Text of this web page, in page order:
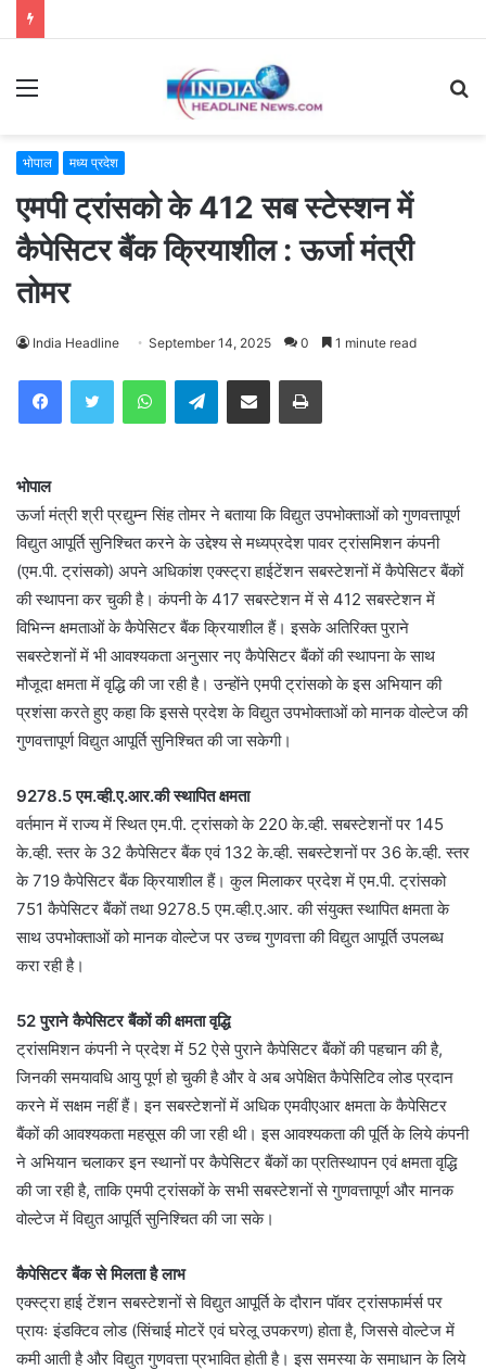
Menu
भोपाल मध्य प्रदेश
एमपी ट्रांसको के 412 सब स्टेस्शन में
कैपेसिटर बैंक क्रियाशील : ऊर्जा मंत्री
तोमर
India Headline September 14, 2025 0 1 minute read
WhatsAppTelegramShare via Email Print
भोपाल
ऊर्जा मंत्री श्री प्रद्युम्न सिंह तोमर ने बताया कि विद्युत उपभोक्ताओं को गुणवत्तापूर्ण
विद्युत आपूर्ति सुनिश्चित करने के उद्देश्य से मध्यप्रदेश पावर ट्रांसमिशन कंपनी
(एम.पी. ट्रांसको) अपने अधिकांश एक्स्ट्रा हाईटेंशन सबस्टेशनों में कैपेसिटर बैंकों
की स्थापना कर चुकी है। कंपनी के 417 सबस्टेशन में से 412 सबस्टेशन में
विभिन्न क्षमताओं के कैपेसिटर बैंक क्रियाशील हैं। इसके अतिरिक्त पुराने
सबस्टेशनों में भी आवश्यकता अनुसार नए कैपेसिटर बैंकों की स्थापना के साथ
मौजूदा क्षमता में वृद्धि की जा रही है। उन्होंने एमपी ट्रांसको के इस अभियान की
प्रशंसा करते हुए कहा कि इससे प्रदेश के विद्युत उपभोक्ताओं को मानक वोल्टेज की
गुणवत्तापूर्ण विद्युत आपूर्ति सुनिश्चित की जा सकेगी।
9278.5 एम.व्ही.ए.आर.की स्थापित क्षमता
वर्तमान में राज्य में स्थित एम.पी. ट्रांसको के 220 के.व्ही. सबस्टेशनों पर 145
के.व्ही. स्तर के 32 कैपेसिटर बैंक एवं 132 के.व्ही. सबस्टेशनों पर 36 के.व्ही. स्तर
के 719 कैपेसिटर बैंक क्रियाशील हैं। कुल मिलाकर प्रदेश में एम.पी. ट्रांसको
751 कैपेसिटर बैंकों तथा 9278.5 एम.व्ही.ए.आर. की संयुक्त स्थापित क्षमता के
साथ उपभोक्ताओं को मानक वोल्टेज पर उच्च गुणवत्ता की विद्युत आपूर्ति उपलब्ध
करा रही है।
52 पुराने कैपेसिटर बैंकों की क्षमता वृद्धि
ट्रांसमिशन कंपनी ने प्रदेश में 52 ऐसे पुराने कैपेसिटर बैंकों की पहचान की है,
जिनकी समयावधि आयु पूर्ण हो चुकी है और वे अब अपेक्षित कैपेसिटिव लोड प्रदान
करने में सक्षम नहीं हैं। इन सबस्टेशनों में अधिक एमवीएआर क्षमता के कैपेसिटर
बैंकों की आवश्यकता महसूस की जा रही थी। इस आवश्यकता की पूर्ति के लिये कंपनी
ने अभियान चलाकर इन स्थानों पर कैपेसिटर बैंकों का प्रतिस्थापन एवं क्षमता वृद्धि
की जा रही है, ताकि एमपी ट्रांसकों के सभी सबस्टेशनों से गुणवत्तापूर्ण और मानक
वोल्टेज में विद्युत आपूर्ति सुनिश्चित की जा सके।
कैपेसिटर बैंक से मिलता है लाभ
एक्स्ट्रा हाई टेंशन सबस्टेशनों से विद्युत आपूर्ति के दौरान पॉवर ट्रांसफार्मर्स पर
प्रायः इंडक्टिव लोड (सिंचाई मोटरें एवं घरेलू उपकरण) होता है, जिससे वोल्टेज में
कमी आती है और विद्युत गुणवत्ता प्रभावित होती है। इस समस्या के समाधान के लिये